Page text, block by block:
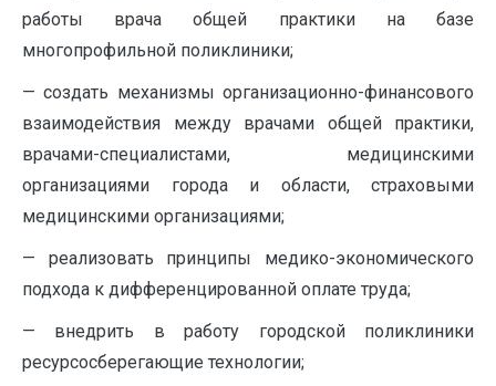
работы врача общей практики на базе
многопрофильной поликлиники;
— создать механизмы организационно-финансового
взаимодействия между врачами общей практики,
врачами-специалистами, медицинскими
организациями города и области, страховыми
медицинскими организациями;
— реализовать принципы медико-экономического
подхода к дифференцированной оплате труда;
— внедрить в работу городской поликлиники
ресурсосберегающие технологии;